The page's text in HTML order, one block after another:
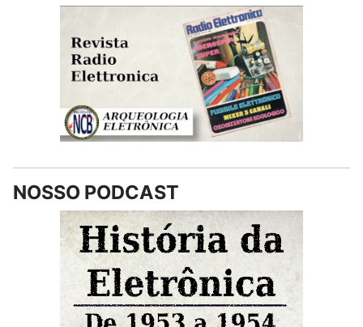
NOSSO PODCAST